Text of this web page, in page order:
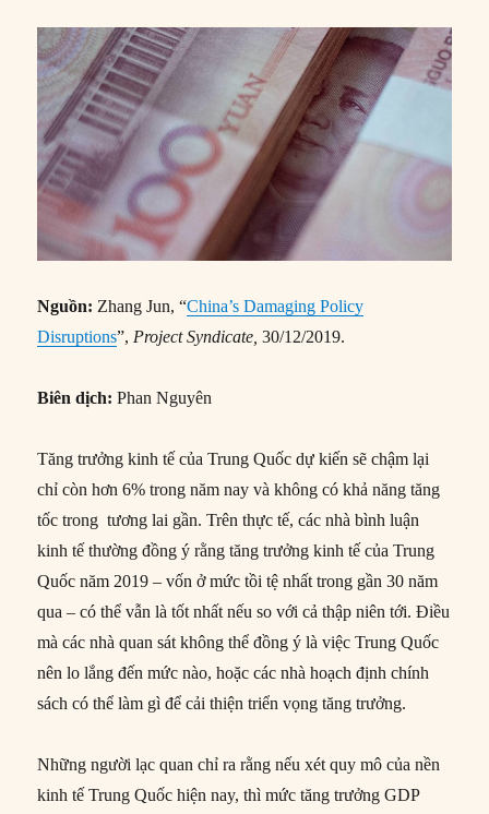
Nguồn: Zhang Jun, “China’s Damaging Policy
Disruptions”, Project Syndicate,30/12/2019.
Biên dịch:Phan Nguyên
Tăng trưởng kinh tế của Trung Quốc dự kiến ​​sẽ chậm lại
chỉ còn hơn 6% trong năm nay và không có khả năng tăng
tốc trong tương lai gần. Trên thực tế, các nhà bình luận
kinh tế thường đồng ý rằng tăng trưởng kinh tế của Trung
Quốc năm 2019 – vốn ở mức tồi tệ nhất trong gần 30 năm
qua – có thể vẫn là tốt nhất nếu so với cả thập niên tới. Điều
mà các nhà quan sát không thể đồng ý là việc Trung Quốc
nên lo lắng đến mức nào, hoặc các nhà hoạch định chính
sách có thể làm gì để cải thiện triển vọng tăng trưởng.
Những người lạc quan chỉ ra rằng nếu xét quy mô của nền
kinh tế Trung Quốc hiện nay, thì mức tăng trưởng GDP